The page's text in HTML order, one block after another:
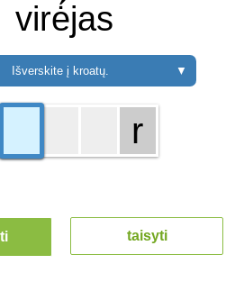
virė́jas
Išverskite į kroatų. ▼